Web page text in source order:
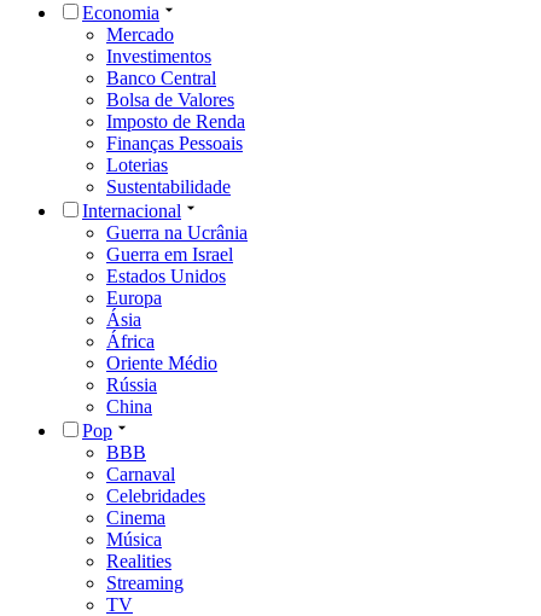
Economia
Mercado
Investimentos
Banco Central
Bolsa de Valores
Imposto de Renda
Finanças Pessoais
Loterias
Sustentabilidade
Internacional
Guerra na Ucrânia
Guerra em Israel
Estados Unidos
Europa
Ásia
África
Oriente Médio
Rússia
China
Pop
BBB
Carnaval
Celebridades
Cinema
Música
Realities
Streaming
TV